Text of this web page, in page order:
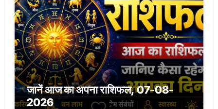
जानें आज का अपना राशिफल, 07-08-
2026